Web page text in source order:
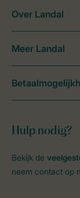
Hulp nodig?
Bekijk de
neem contact op
Over Landal
Meer Landal